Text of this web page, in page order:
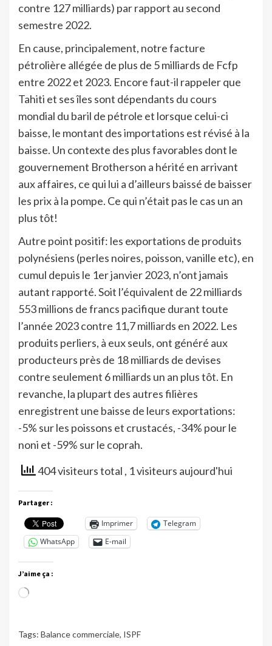
contre 127 milliards) par rapport au second
semestre 2022.
En cause, principalement, notre facture
pétrolière allégée de plus de 5 milliards de Fcfp
entre 2022 et 2023. Encore faut-il rappeler que
Tahiti et ses îles sont dépendants du cours
mondial du baril de pétrole et lorsque celui-ci
baisse, le montant des importations est révisé à la
baisse. Un contexte des plus favorables dont le
gouvernement Brotherson a hérité en arrivant
aux affaires, ce qui lui a d’ailleurs baissé de baisser
les prix à la pompe. Ce qui n’était pas le cas un an
plus tôt!
Autre point positif: les exportations de produits
polynésiens (perles noires, poisson, vanille etc), en
cumul depuis le 1er janvier 2023, n’ont jamais
autant rapporté. Soit l’équivalent de 22 milliards
553 millions de francs pacifique durant toute
l’année 2023 contre 11,7 milliards en 2022. Les
produits perliers, à eux seuls, ont généré aux
producteurs près de 18 milliards de devises
contre seulement 6 milliards un an plus tôt. En
revanche, la plupart des autres filières
enregistrent une baisse de leurs exportations:
-5% sur les poissons et crustacés, -34% pour le
noni et -59% sur le coprah.
404 visiteurs total , 1 visiteurs aujourd'hui
Partager :
Imprimer
Telegram
WhatsApp
E-mail
J’aime ça :
Chargement…
Tags: Balance commerciale, ISPF